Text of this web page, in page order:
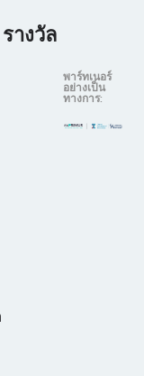
รางวัล
พาร์ทเนอร์
อย่างเป็น
ทางการ: